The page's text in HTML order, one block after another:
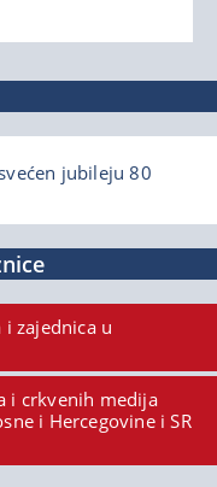
jubileju 80
zajednica u
i crkvenih medija
i Hercegovine i SR